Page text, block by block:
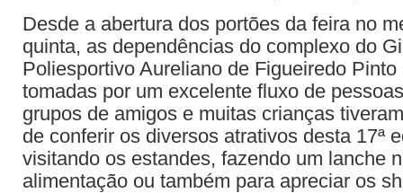
Desde a abertura dos portões da feira no
quinta, as dependências do complexo do
Poliesportivo Aureliano de Figueiredo
tomadas por um excelente fluxo de
grupos de amigos e muitas crianças
de conferir os diversos atrativos desta 17ª
visitando os estandes, fazendo um lanche
alimentação ou também para apreciar os